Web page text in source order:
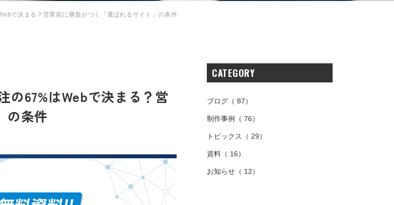
で決まる？営業前に勝負がつく「選ばれるサイト」の条件
の67%はWebで決まる？営
の条件
CATEGORY
ブログ （ 87）
制作事例 （ 76）
トピックス （ 29）
資料 （ 16）
お知らせ （ 12）